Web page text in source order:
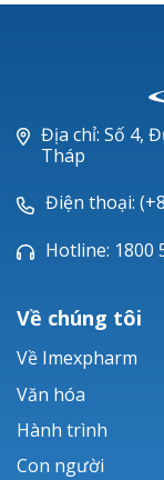
Ticarlinat®
Zobacta®
Địa chỉ: Số 4,
Tháp
Điện thoại:
Hotline: 1800
Về chúng tôi
Về Imexpharm
Văn hóa
Hành trình
Con người